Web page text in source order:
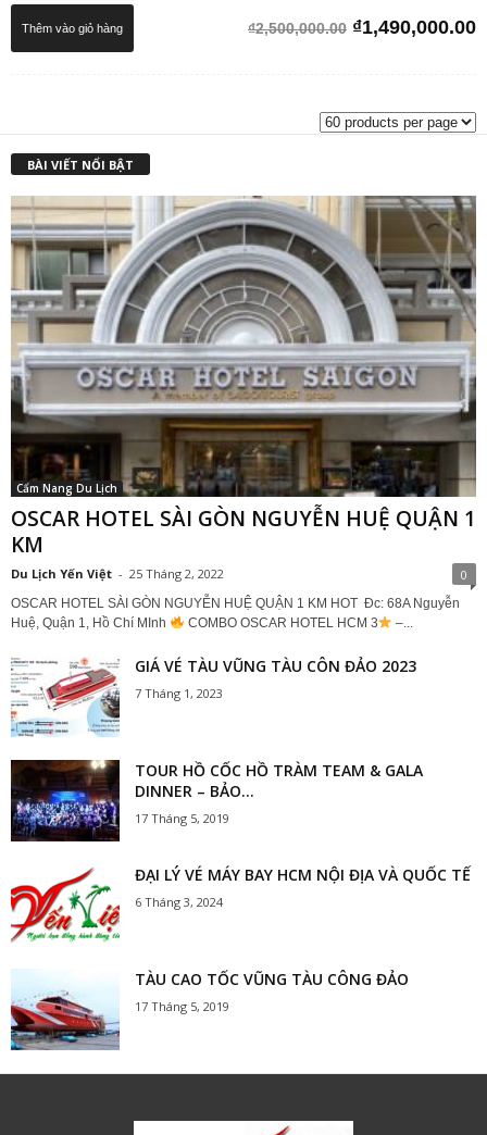
₫2,500,000.00 Giá
₫1,490,000.00
Thêm vào giỏ hàng
BÀI VIẾT NỔI BẬT
Cẩm Nang Du Lịch
OSCAR HOTEL SÀI GÒN NGUYỄN HUỆ QUẬN 1
KM
Du Lịch Yến Việt - 25 Tháng 2, 2022 0
OSCAR HOTEL SÀI GÒN NGUYỄN HUỆ QUẬN 1 KM HOT Đc: 68A Nguyễn
Huệ, Quận 1, Hồ Chí MInh
COMBO OSCAR HOTEL HCM 3 –...
GIÁ VÉ TÀU VŨNG TÀU CÔN ĐẢO 2023
7 Tháng 1, 2023
TOUR HỒ CỐC HỒ TRÀM TEAM & GALA
DINNER – BẢO...
17 Tháng 5, 2019
ĐẠI LÝ VÉ MÁY BAY HCM NỘI ĐỊA VÀ QUỐC TẾ
6 Tháng 3, 2024
TÀU CAO TỐC VŨNG TÀU CÔNG ĐẢO
17 Tháng 5, 2019